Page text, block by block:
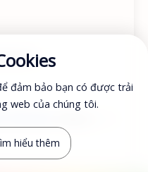
đảm bảo bạn có được trải
web của chúng tôi.
hiểu thêm